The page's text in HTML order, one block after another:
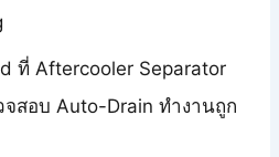
ที่ Aftercooler Separator
สอบ Auto-Drain ทำงานถูก